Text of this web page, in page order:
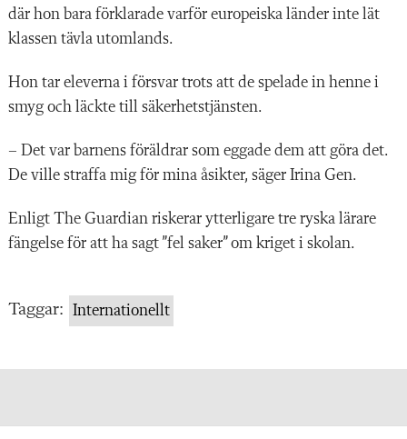
där hon bara förklarade varför europeiska länder inte lät
klassen tävla utomlands.
Hon tar eleverna i försvar trots att de spelade in henne i
smyg och läckte till säkerhetstjänsten.
– Det var barnens föräldrar som eggade dem att göra det.
De ville straffa mig för mina åsikter, säger Irina Gen.
Enligt The Guardian riskerar ytterligare tre ryska lärare
fängelse för att ha sagt ”fel saker” om kriget i skolan.
Taggar: Internationellt